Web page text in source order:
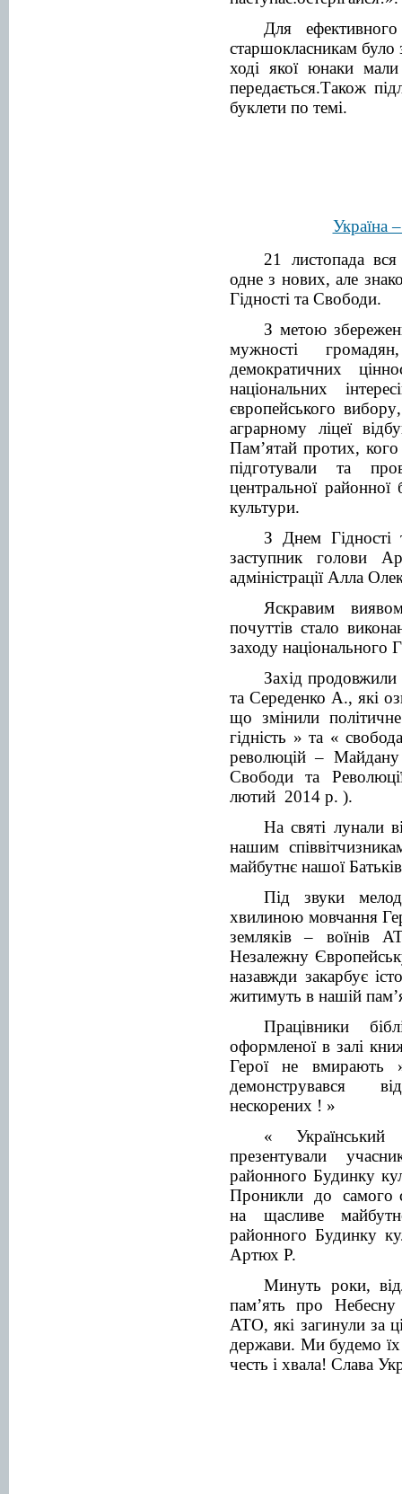
Для
старшокласникам
ході якої юнаки
передається.Також
буклети по темі.
Україна
21 листопада вся
одне з нових, але
Гідності та Свободи.
З метою
мужності громадян
демократичних
національних
європейського вибору
аграрному ліцеї
Пам’ятай протих,
підготували та
центральної
культури.
З Днем Гідності
заступник голови
адміністрації Алла
Яскравим
почуттів стало
заходу національного
Захід продовжили
та Середенко А., які
що змінили
гідність » та «
революцій –
Свободи та
лютий 2014 р. ).
На святі лунали
нашим
майбутнє нашої
Під звуки
хвилиною мовчання
земляків – воїнів
Незалежну
назавжди закарбує
житимуть в нашій
Працівники
оформленої в залі
Герої не вмирають
демонструвався
нескорених ! »
«
презентували
районного Будинку
Проникли до самого
на щасливе
районного Будинку
Артюх Р.
Минуть роки,
пам’ять про
АТО, які загинули за
держави. Ми будемо
честь і хвала! Слава